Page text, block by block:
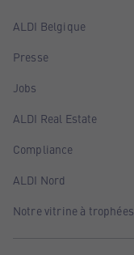
ALDI Belgique
Presse
Jobs
ALDI Real Estate
Compliance
ALDI Nord
Notre vitrine à trophées